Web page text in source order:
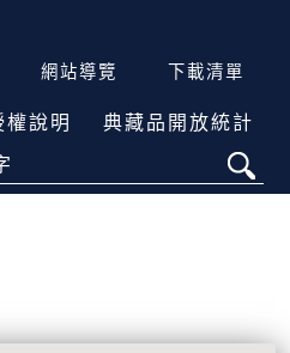
網站導覽 下載清單
權說明 典藏品開放統計